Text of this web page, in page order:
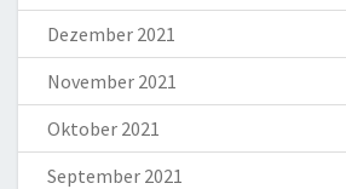
Dezember 2021
November 2021
Oktober 2021
September 2021